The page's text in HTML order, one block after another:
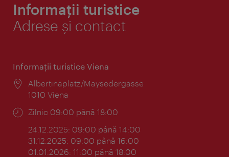
Informații turistice
Adrese și contact
Informaţii turistice Viena
Locul:
Albertinaplatz/Maysedergasse
1010 Viena
Program:
Zilnic 09:00 până 18:00
24.12.2025: 09:00 până 14:00
31.12.2025: 09:00 până 16:00
01.01.2026: 11:00 până 18:00